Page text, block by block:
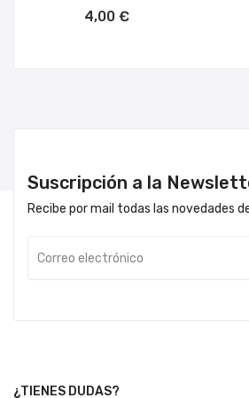
4,00 €
Suscripción a la
Recibe por mail todas las novedades
¿TIENES DUDAS?